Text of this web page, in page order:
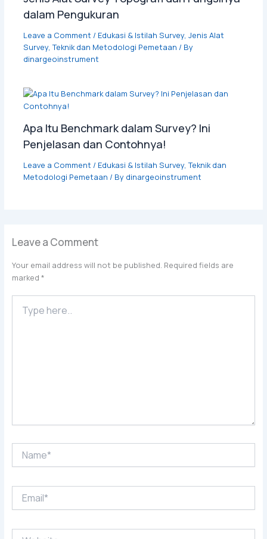
dalam Pengukuran
Leave a Comment/ Edukasi & Istilah Survey, Jenis Alat
Survey,Teknik dan Metodologi Pemetaan / By
dinargeoinstrument
Apa Itu Benchmark dalam Survey? Ini
Penjelasan dan Contohnya!
Leave a Comment/ Edukasi & Istilah Survey,Teknik dan
Metodologi Pemetaan / By dinargeoinstrument
Leave a Comment
Your email address will not be published. Required fields are
marked *
here..